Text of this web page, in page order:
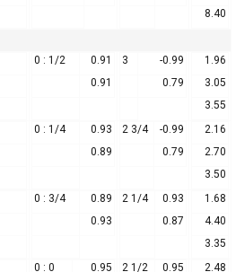
8.40
0 : 1/2
0.91
0.91
3
-0.99
0.79
1.96
3.05
3.55
0 : 1/4
0.93
0.89
2 3/4
-0.99
0.79
2.16
2.70
3.50
0 : 3/4
0.89
0.93
2 1/4
0.93
0.87
1.68
4.40
3.35
0 : 0
0.95
2 1/2
0.95
2.48